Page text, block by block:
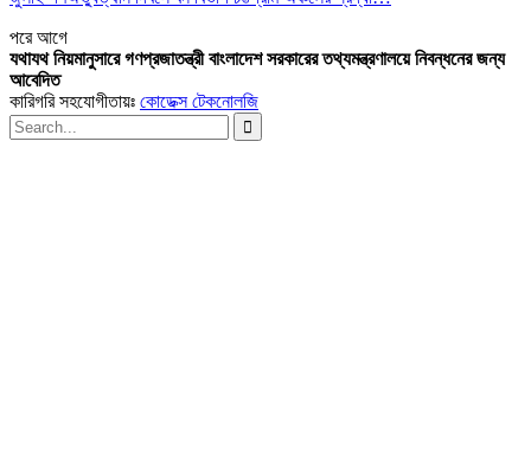
পরেআগে
যথাযথ নিয়মানুসারে গণপ্রজাতন্ত্রী বাংলাদেশ সরকারের তথ্যমন্ত্রণালয়ে নিবন্ধনের জন্য
আবেদিত
কারিগরি সহযোগীতায়ঃ কোডেক্স টেকনোলজি